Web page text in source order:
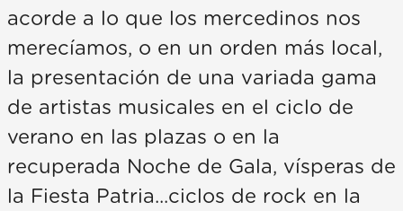
acorde a lo que los mercedinos nos
merecíamos, o en un orden más local,
la presentación de una variada gama
de artistas musicales en el ciclo de
verano en las plazas o en la
recuperada Noche de Gala, vísperas de
la Fiesta Patria...ciclos de rock en la